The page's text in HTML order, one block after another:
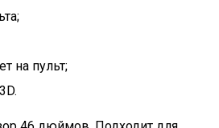
на пульт;